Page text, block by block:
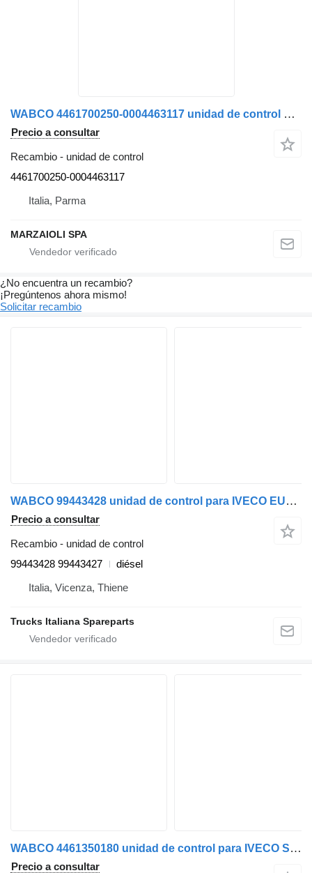
WABCO 4461700250-0004463117 unidad de control para Mercedes-Benz camión
Precio a consultar
Recambio - unidad de control
4461700250-0004463117
Italia, Parma
MARZAIOLI SPA
¿No encuentra un recambio?
¡Pregúntenos ahora mismo!
Solicitar recambio
WABCO 99443428 unidad de control para IVECO EUROTECH camión
Precio a consultar
Recambio - unidad de control
99443428 99443427
diésel
Italia, Vicenza, Thiene
Trucks Italiana Spareparts
WABCO 4461350180 unidad de control para IVECO Stralis 2003>2007 camión
Precio a consultar